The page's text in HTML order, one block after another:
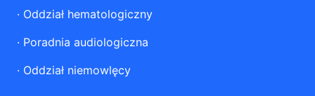
· Oddział hematologiczny
· Poradnia audiologiczna
· Oddział niemowlęcy